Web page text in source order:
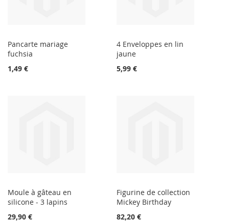
Pancarte mariage
fuchsia
1,49 €
4 Enveloppes en lin
jaune
5,99 €
Moule à gâteau en
silicone - 3 lapins
29,90 €
Figurine de collection
Mickey Birthday
82,20 €